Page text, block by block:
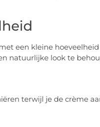
een kleine
natuurlijke look te
terwijl je de crème